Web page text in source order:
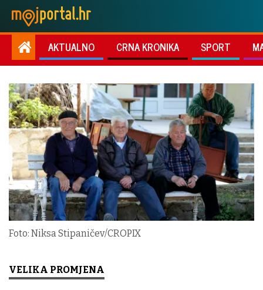
AKTUALNO CRNA KRONIKA SPORT
Foto: Niksa Stipaničev/CROPIX
VELIKA PROMJENA